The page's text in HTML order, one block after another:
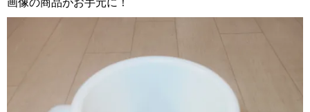
画像の商品がお手元に！